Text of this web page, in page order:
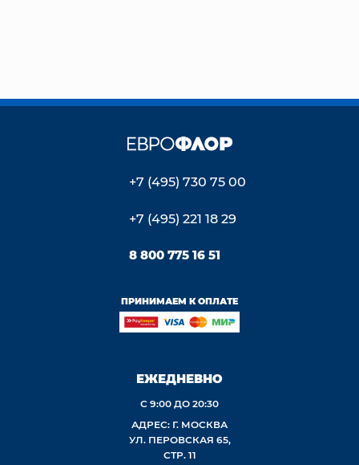
+7 (495) 730 75 00
+7 (495) 221 18 29
8 800 775 16 51
ПРИНИМАЕМ К ОПЛАТЕ
ЕЖЕДНЕВНО
С 9:00 ДО 20:30
АДРЕС: Г. МОСКВА
УЛ. ПЕРОВСКАЯ 65,
СТР. 11